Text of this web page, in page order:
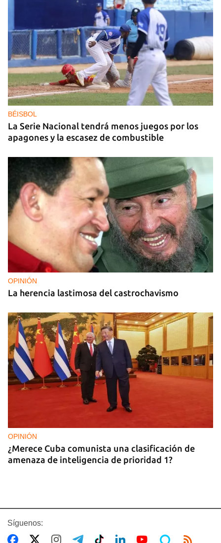
ARANCELES
Lula acusa a Marco Rubio de ser
"antilatinoamericano" y de alentar el conflicto
comercial con EE UU
BÉISBOL
La Serie Nacional tendrá menos juegos por los
apagones y la escasez de combustible
OPINIÓN
La herencia lastimosa del castrochavismo
OPINIÓN
¿Merece Cuba comunista una clasificación de
amenaza de inteligencia de prioridad 1?
Síguenos: